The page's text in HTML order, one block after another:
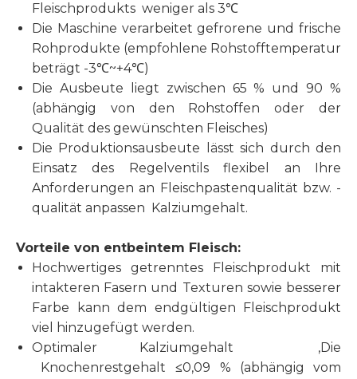
Fleischprodukts weniger als 3℃
Die Maschine verarbeitet gefrorene und frische
Rohprodukte (empfohlene Rohstofftemperatur
beträgt -3℃~+4℃)
Die Ausbeute liegt zwischen 65 % und 90 %
(abhängig von den Rohstoffen oder der
Qualität des gewünschten Fleisches)
Die Produktionsausbeute lässt sich durch den
Einsatz des Regelventils flexibel an Ihre
Anforderungen an Fleischpastenqualität bzw. -
qualität anpassen Kalziumgehalt.
Vorteile von entbeintem Fleisch:
Hochwertiges getrenntes Fleischprodukt mit
intakteren Fasern und Texturen sowie besserer
Farbe kann dem endgültigen Fleischprodukt
viel hinzugefügt werden.
Optimaler Kalziumgehalt ,Die
Knochenrestgehalt
≤0,09 % (abhängig vom